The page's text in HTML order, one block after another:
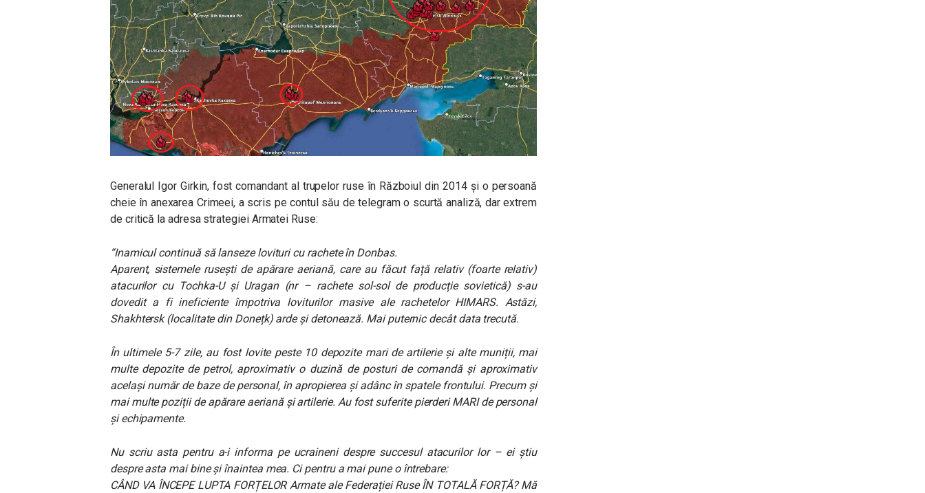
Generalul Igor Girkin, fost comandant al trupelor ruse în Războiul din 2014 și o persoană
cheie în anexarea Crimeei, a scris pe contul său de telegram o scurtă analiză, dar extrem
de critică la adresa strategiei Armatei Ruse:
“Inamicul continuă să lanseze lovituri cu rachete în Donbas.
Aparent, sistemele rusești de apărare aeriană, care au făcut față relativ (foarte relativ)
atacurilor cu Tochka-U și Uragan (nr – rachete sol-sol de producție sovietică) s-au
dovedit a fi ineficiente împotriva loviturilor masive ale rachetelor HIMARS. Astăzi,
Shakhtersk (localitate din Donețk) arde și detonează. Mai puternic decât data trecută.
În ultimele 5-7 zile, au fost lovite peste 10 depozite mari de artilerie și alte muniții, mai
multe depozite de petrol, aproximativ o duzină de posturi de comandă și aproximativ
același număr de baze de personal, în apropierea și adânc în spatele frontului. Precum și
mai multe poziții de apărare aeriană și artilerie. Au fost suferite pierderi MARI de personal
și echipamente.
Nu scriu asta pentru a-i informa pe ucraineni despre succesul atacurilor lor – ei știu
despre asta mai bine și înaintea mea. Ci pentru a mai pune o întrebare:
CÂND VA ÎNCEPE LUPTA FORȚELOR Armate ale Federației Ruse ÎN TOTALĂ FORȚĂ? Mă